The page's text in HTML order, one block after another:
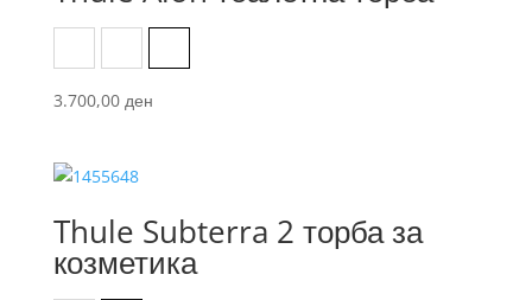
3.700,00 ден
Thule Subterra 2 торба за
козметика